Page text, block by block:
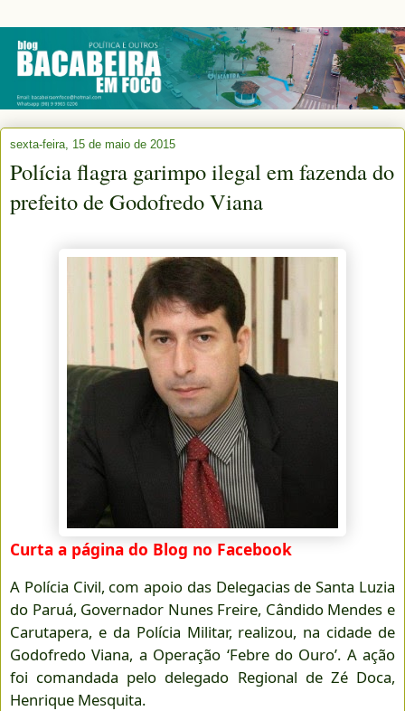
sexta-feira, 15 de maio de 2015
Polícia flagra garimpo ilegal em fazenda do
prefeito de Godofredo Viana
Curta a página do Blog no Facebook
A Polícia Civil, com apoio das Delegacias de Santa Luzia
do Paruá, Governador Nunes Freire, Cândido Mendes e
Carutapera, e da Polícia Militar, realizou, na cidade de
Godofredo Viana, a Operação ‘Febre do Ouro’. A ação
foi comandada pelo delegado Regional de Zé Doca,
Henrique Mesquita.